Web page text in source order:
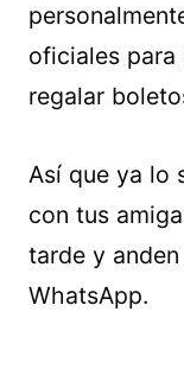
oficiales para
regalar
Así que ya lo
con tus
tarde y
WhatsApp.